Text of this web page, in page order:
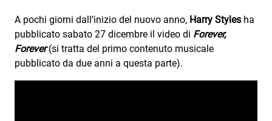
Radio Subasio Disco Club
Radio Suby
Subasio Collection
A pochi giorni dall’inizio del nuovo anno, Harry Styles ha
pubblicato sabato 27 dicembre il video di Forever,
Forever(si tratta del primo contenuto musicale
pubblicato da due anni a questa parte).